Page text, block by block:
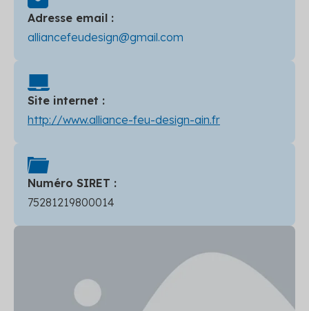
Adresse email :
alliancefeudesign@gmail.com
Site internet :
http://www.alliance-feu-design-ain.fr
Numéro SIRET :
75281219800014